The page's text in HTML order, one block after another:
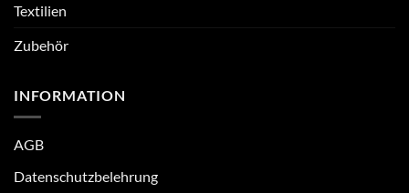
Textilien
Zubehör
INFORMATION
AGB
Datenschutzbelehrung